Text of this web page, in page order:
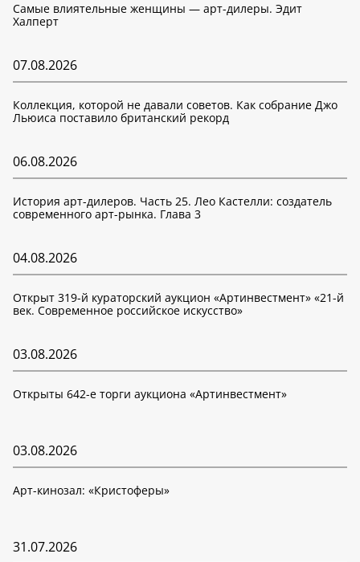
Самые влиятельные женщины — арт-дилеры. Эдит
Халперт
07.08.2026
Коллекция, которой не давали советов. Как собрание Джо
Льюиса поставило британский рекорд
06.08.2026
История арт-дилеров. Часть 25. Лео Кастелли: создатель
современного арт-рынка. Глава 3
04.08.2026
Открыт 319-й кураторский аукцион «Артинвестмент» «21-й
век. Современное российское искусство»
03.08.2026
Открыты 642-е торги аукциона «Артинвестмент»
03.08.2026
Арт-кинозал: «Кристоферы»
31.07.2026